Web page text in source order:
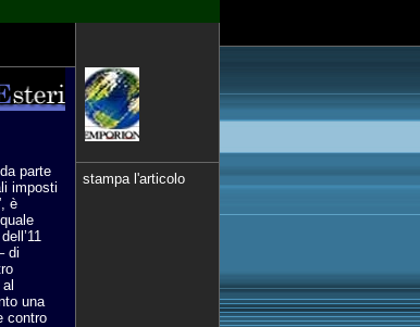
parte
imposti
è
di
una
contro
stampa l'articolo